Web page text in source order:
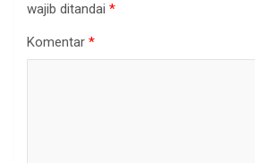
wajib ditandai *
Komentar *